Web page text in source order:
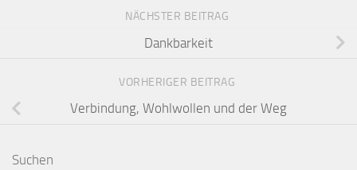
NÄCHSTER BEITRAG
Dankbarkeit
VORHERIGER BEITRAG
Verbindung, Wohlwollen und der Weg
Suchen